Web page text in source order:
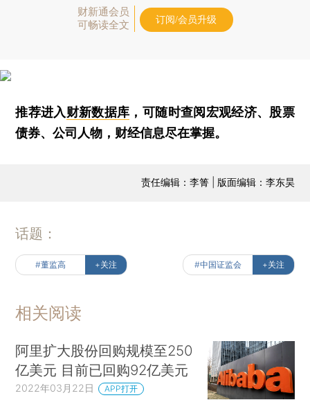
财新通会员
可畅读全文
订阅/会员升级
推荐进入财新数据库 ，可随时查阅宏观经济、股票
债券、公司人物，财经信息尽在掌握。
责任编辑：李箐 | 版面编辑：李东昊
话题：
#董监高 +关注 #中国证监会 +关注
相关阅读
阿里扩大股份回购规模至250
亿美元 目前已回购92亿美元
2022年03月22日 APP打开